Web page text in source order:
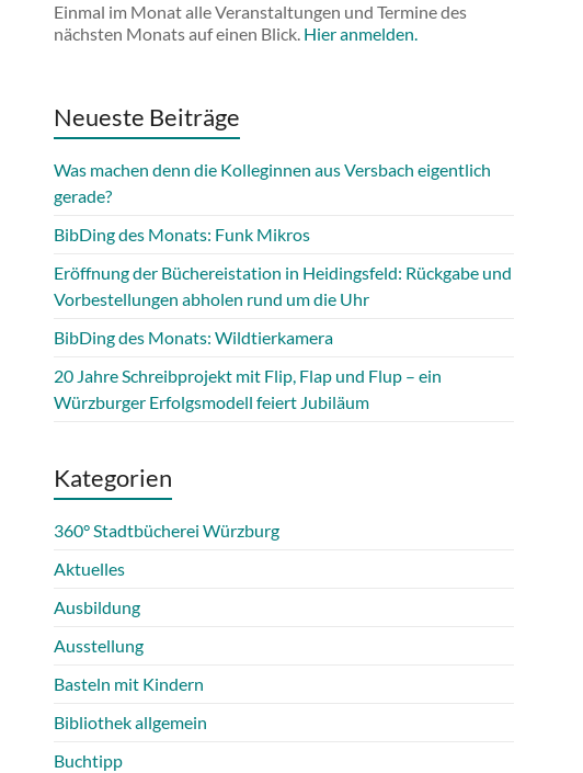
Einmal im Monat alle Veranstaltungen und Termine des
nächsten Monats auf einen Blick. Hier anmelden.
Neueste Beiträge
Was machen denn die Kolleginnen aus Versbach eigentlich
gerade?
BibDing des Monats: Funk Mikros
Eröffnung der Büchereistation in Heidingsfeld: Rückgabe und
Vorbestellungen abholen rund um die Uhr
BibDing des Monats: Wildtierkamera
20 Jahre Schreibprojekt mit Flip, Flap und Flup – ein
Würzburger Erfolgsmodell feiert Jubiläum
Kategorien
360° Stadtbücherei Würzburg
Aktuelles
Ausbildung
Ausstellung
Basteln mit Kindern
Bibliothek allgemein
Buchtipp